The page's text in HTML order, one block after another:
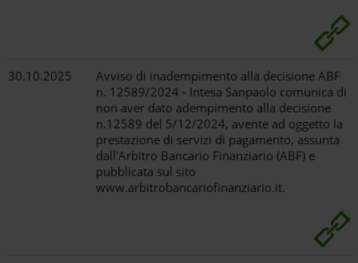
30.10.2025
Avviso di inadempimento alla decisione ABF
n. 12589/2024 - Intesa Sanpaolo comunica di
non aver dato adempimento alla decisione
n.12589 del 5/12/2024, avente ad oggetto la
prestazione di servizi di pagamento, assunta
dall'Arbitro Bancario Finanziario (ABF) e
pubblicata sul sito
www.arbitrobancariofinanziario.it.